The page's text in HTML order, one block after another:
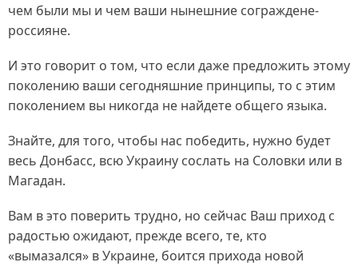
чем были мы и чем ваши нынешние сограждене-
россияне.
И это говорит о том, что если даже предложить этому
поколению ваши сегодняшние принципы, то с этим
поколением вы никогда не найдете общего языка.
Знайте, для того, чтобы нас победить, нужно будет
весь Донбасс, всю Украину сослать на Соловки или в
Магадан.
Вам в это поверить трудно, но сейчас Ваш приход с
радостью ожидают, прежде всего, те, кто
«вымазался» в Украине, боится прихода новой